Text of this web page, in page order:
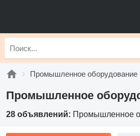
Промышленное оборудование
Промышленное
28 объявлений: Промышленное